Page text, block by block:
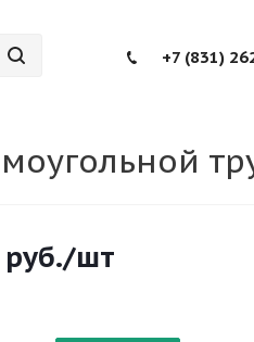
+7 (831)
/шт